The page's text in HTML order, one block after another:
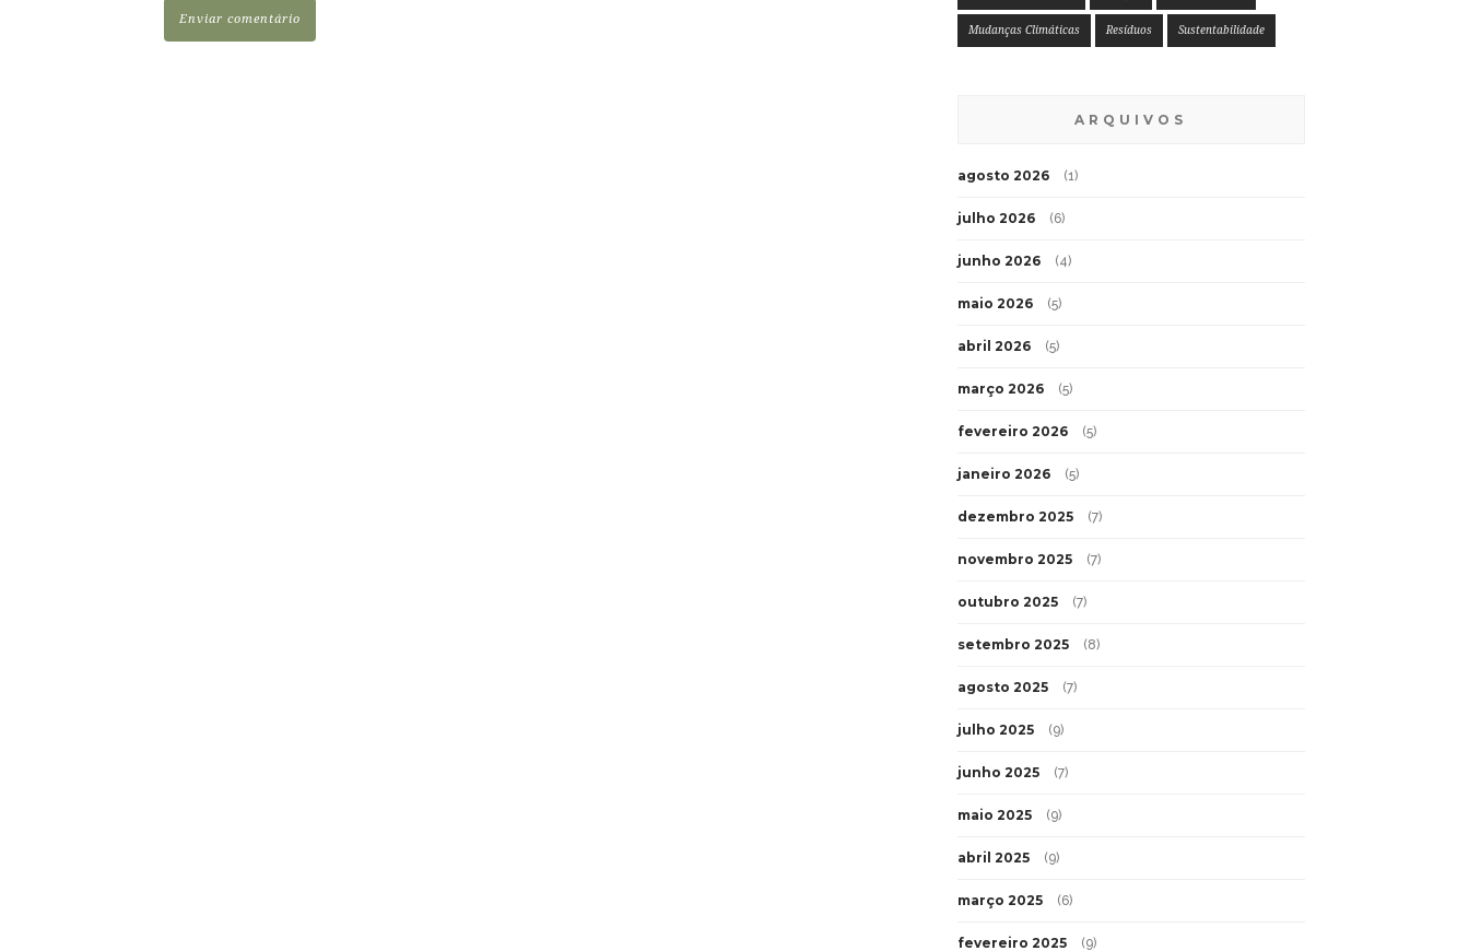
Mudanças Climáticas Resíduos Sustentabilidade
ARQUIVOS
agosto 2026 (1)
julho 2026 (6)
junho 2026 (4)
maio 2026 (5)
abril 2026 (5)
março 2026 (5)
fevereiro 2026 (5)
janeiro 2026 (5)
dezembro 2025 (7)
novembro 2025 (7)
outubro 2025 (7)
setembro 2025 (8)
agosto 2025 (7)
julho 2025 (9)
junho 2025 (7)
maio 2025 (9)
abril 2025 (9)
março 2025 (6)
fevereiro 2025 (9)